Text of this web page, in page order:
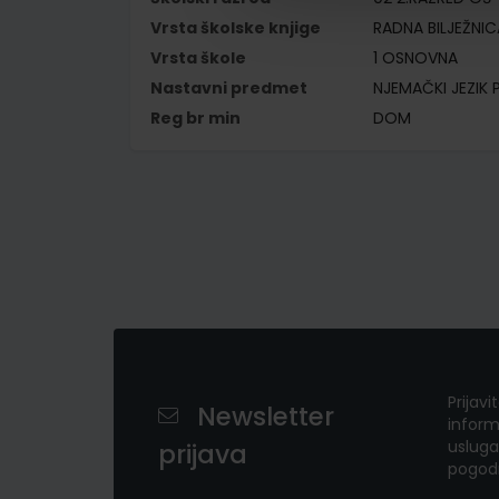
Vrsta školske knjige
RADNA
Vrsta škole
1 OSNOVNA
Nastavni predmet
NJEMAČKI JEZIK
Reg br min
DOM
Newsletter
prijava